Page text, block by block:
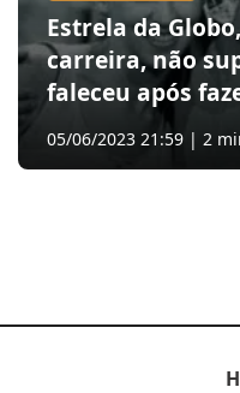
Estrela da
carreira, não
faleceu após
05/06/2023 21:59 | 2